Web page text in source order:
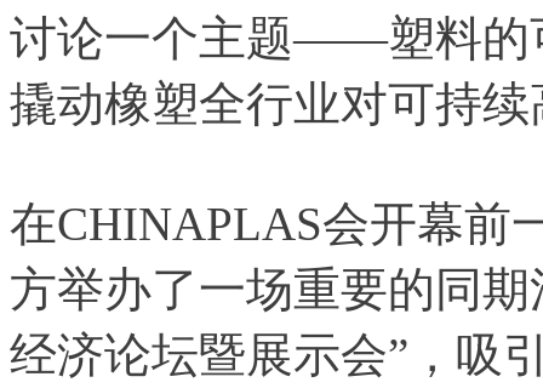
讨论一个主题——塑料的
撬动橡塑全行业对可持
在CHINAPLAS会开幕前
方举办了一场重要的同
经济论坛暨展示会”，吸